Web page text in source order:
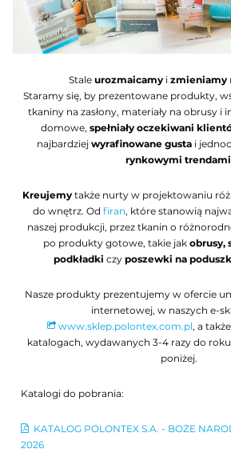
Stale urozmaicamyi zmieniamy
Staramy się, by prezentowane produkty,
tkaniny na zasłony, materiały na obrusy i
domowe, spełniały oczekiwani
najbardziej wyrafinowane gustai
rynkowymi
Kreujemy także nurty w projektowaniu
do wnętrz. Od firan, które stanowią
naszej produkcji, przez tkanin o
po produkty gotowe, takie jak obrusy,
podkładki czy poszewki na
Nasze produkty prezentujemy w ofercie
internetowej, w naszych e-
www.sklep.polontex.com.pl, a
katalogach, wydawanych 3-4 razy do
poniżej.
Katalogi do pobrania:
KATALOG POLONTEX S.A. - BOŻE
2026